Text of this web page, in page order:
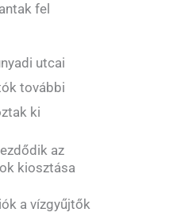
fel
utcai
további
ki
az
kiosztása
a vízgyűjtők